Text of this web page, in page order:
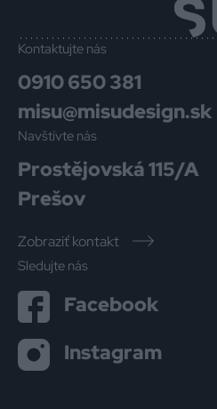
Kontaktujte nás
0910 650 381
misu@misudesign.sk
Navštívte nás
Prostějovská 115/A
Prešov
Zobraziť kontakt
Sledujte nás
Facebook
Instagram